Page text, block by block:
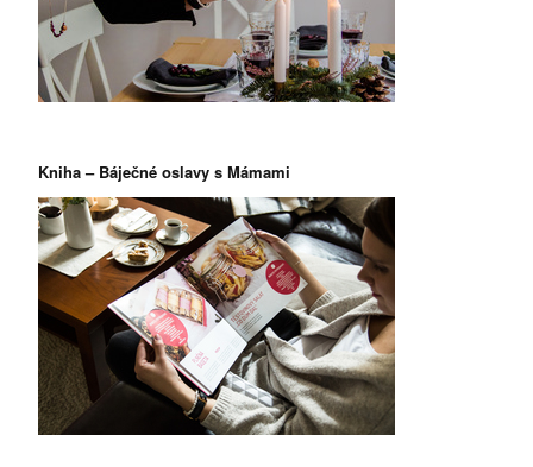
Kniha – Báječné oslavy s Mámami